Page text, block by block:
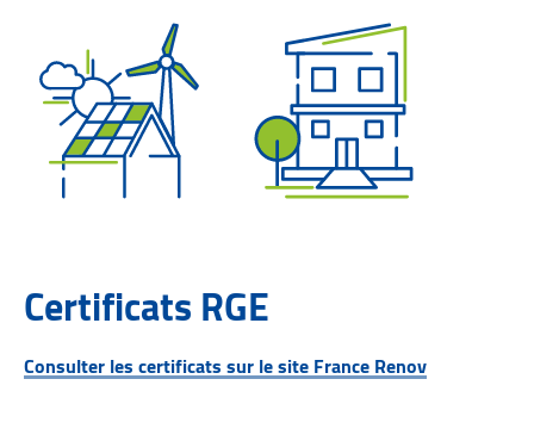
Certificats RGE
Consulter les certificats sur le site France Renov